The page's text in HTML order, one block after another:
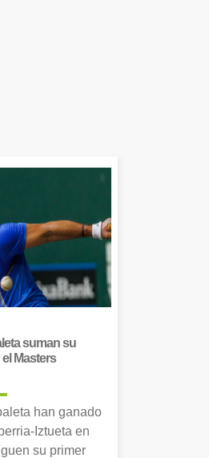
suman su
Masters
han ganado
Iztueta en
su primer